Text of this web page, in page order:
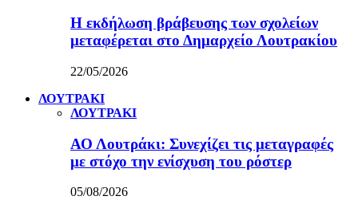
Η εκδήλωση βράβευσης των σχολείων
μεταφέρεται στο Δημαρχείο Λουτρακίου
22/05/2026
ΛΟΥΤΡΑΚΙ
ΛΟΥΤΡΑΚΙ
ΑΟ Λουτράκι: Συνεχίζει τις μεταγραφές
με στόχο την ενίσχυση του ρόστερ
05/08/2026